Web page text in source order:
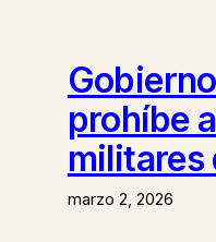
prohíbe
militares
marzo 2, 2026